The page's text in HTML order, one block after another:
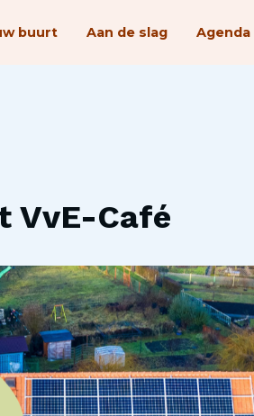
buurt Aan de slag Agenda
VvE-Café